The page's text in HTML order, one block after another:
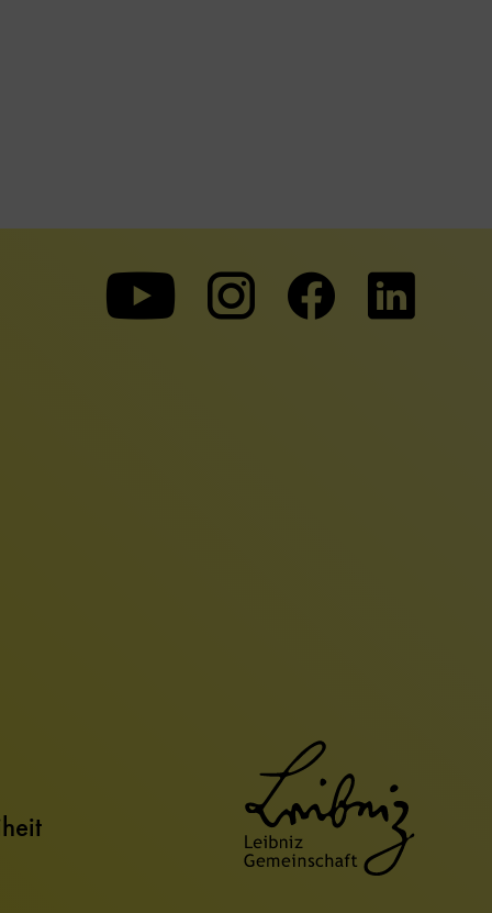
Zu
unserer
Zu
unserer
Zu
unserer